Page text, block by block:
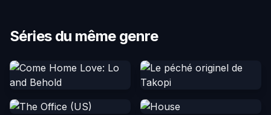
Séries du même genre